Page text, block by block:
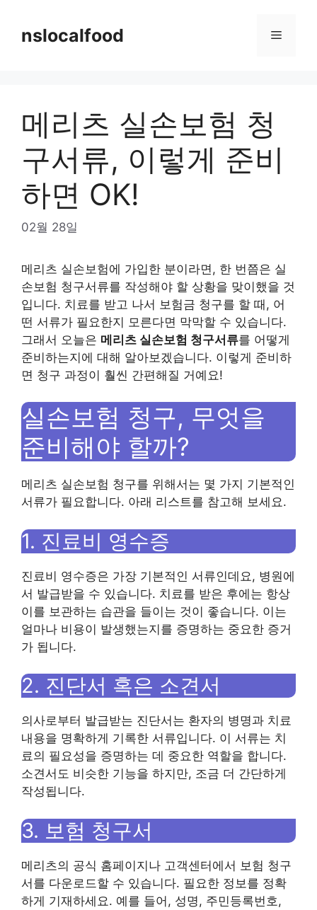
contentnslocalfood Menu
메리츠 실손보험 청
구서류, 이렇게 준비
하면 OK!
02월 28일
메리츠 실손보험에 가입한 분이라면, 한 번쯤은 실
손보험 청구서류를 작성해야 할 상황을 맞이했을 것
입니다. 치료를 받고 나서 보험금 청구를 할 때, 어
떤 서류가 필요한지 모른다면 막막할 수 있습니다.
그래서 오늘은 메리츠 실손보험 청구서류를 어떻게
준비하는지에 대해 알아보겠습니다. 이렇게 준비하
면 청구 과정이 훨씬 간편해질 거예요!
실손보험 청구, 무엇을
준비해야 할까?
메리츠 실손보험 청구를 위해서는 몇 가지 기본적인
서류가 필요합니다. 아래 리스트를 참고해 보세요.
1. 진료비 영수증
진료비 영수증은 가장 기본적인 서류인데요, 병원에
서 발급받을 수 있습니다. 치료를 받은 후에는 항상
이를 보관하는 습관을 들이는 것이 좋습니다. 이는
얼마나 비용이 발생했는지를 증명하는 중요한 증거
가 됩니다.
2. 진단서 혹은 소견서
의사로부터 발급받는 진단서는 환자의 병명과 치료
내용을 명확하게 기록한 서류입니다. 이 서류는 치
료의 필요성을 증명하는 데 중요한 역할을 합니다.
소견서도 비슷한 기능을 하지만, 조금 더 간단하게
작성됩니다.
3. 보험 청구서
메리츠의 공식 홈페이지나 고객센터에서 보험 청구
서를 다운로드할 수 있습니다. 필요한 정보를 정확
하게 기재하세요. 예를 들어, 성명, 주민등록번호,